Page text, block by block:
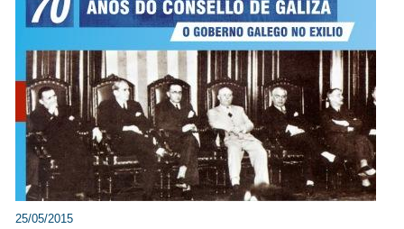
25/05/2015